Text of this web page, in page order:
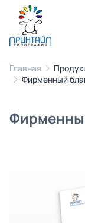
Главная
Фирменный